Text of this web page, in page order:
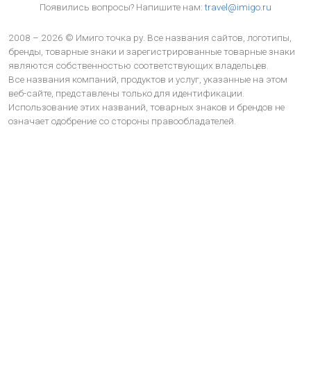
Появились вопросы? Напишите нам:travel@imigo.ru
2008 – 2026 © Имиго точка ру. Все названия сайтов, логотипы,
бренды, товарные знаки и зарегистрированные товарные знаки
являются собственностью соответствующих владельцев.
Все названия компаний, продуктов и услуг, указанные на этом
веб-сайте, представлены только для идентификации.
Использование этих названий, товарных знаков и брендов не
означает одобрение со стороны правообладателей.